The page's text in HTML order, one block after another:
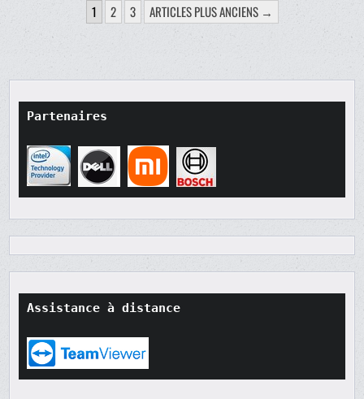
PAGINATION
1 2 3 ARTICLES PLUS ANCIENS →
Partenaires
Assistance à distance